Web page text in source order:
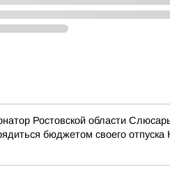
Ростовской области
бюджетом своего